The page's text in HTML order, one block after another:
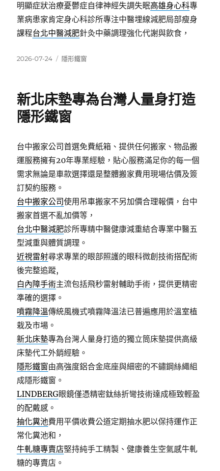
明顯症狀治療憂鬱症自律神經失調失眠高雄身心科專
業病患家肯定身心科診所專注中醫埋線減肥局部瘦身
課程台北中醫減肥針灸中藥調理強化代謝與飲食，
發
2026-07-24
分
隱形鐵窗
新北床墊專為台灣人量身打造
隱形鐵窗
台中搬家公司首選免費紙箱、提供任何搬家、物品搬
運服務擁有20年專業經驗，貼心服務滿足你的每一個
需求無論是車款選擇還是整體搬家費用現場估價及簽
訂契約服務。
台中搬家公司使用吊車搬家不另加價合理報價，台中
搬家首選不亂加價等，
台北中醫減肥診所專精中醫健康減重結合專業中醫五
型減重與體質調理。
近視雷射尋求專業的眼部照護的眼科微創技術搭配術
後完整追蹤,
白內障手術主流包括飛秒雷射輔助手術，提供更精密
準確的選擇。
噴霧降溫傳統風機式噴霧降溫法已普遍應用於溫室植
栽及市場。
新北床墊專為台灣人量身打造的獨立筒床墊提供高級
床墊代工外銷經驗。
隱形鐵窗由高強度鋁合金底座與細密的不鏽鋼絲繩組
成隱形鐵窗。
LINDBERG眼鏡僅憑精密鈦絲折彎技術達成極致輕盈
的配戴感。
抽化糞池費用平價收費公道定期抽水肥以保持運作正
常化糞池和，
牛軋糖專賣店堅持純手工精製、健康養生空氣感牛軋
糖的專賣店。